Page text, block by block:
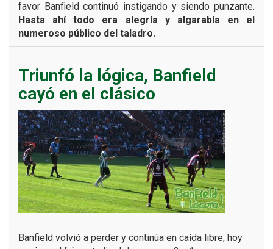
favor Banfield continuó instigando y siendo punzante.
Hasta ahí todo era alegría y algarabía en el
numeroso público del taladro.
Triunfó la lógica, Banfield
cayó en el clásico
Banfield volvió a perder y continúa en caída libre, hoy